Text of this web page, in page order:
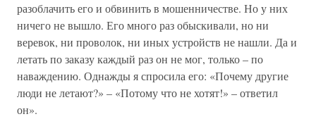
разоблачить его и обвинить в мошенничестве. Но у них
ничего не вышло. Его много раз обыскивали, но ни
веревок, ни проволок, ни иных устройств не нашли. Да и
летать по заказу каждый раз он не мог, только – по
наваждению. Однажды я спросила его: «Почему другие
люди не летают?» – «Потому что не хотят!» – ответил
он».